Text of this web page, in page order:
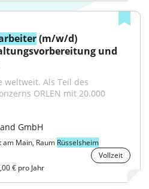
(m/w/d)
und
weltweit. Als Teil des
GmbH
am Main, Raum Rüsselsheim
Vollzeit
€ pro Jahr